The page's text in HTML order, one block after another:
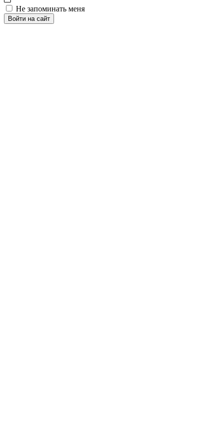
Не запоминать меня
Войти на сайт